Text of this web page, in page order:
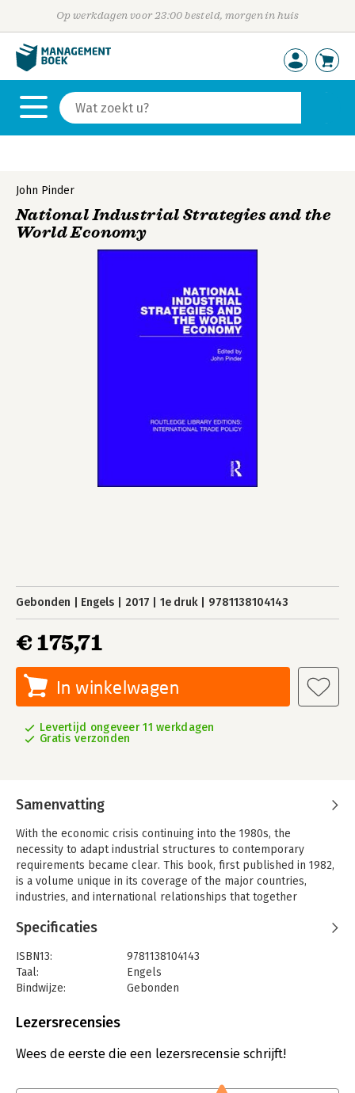
Op werkdagen voor 23:00 besteld, morgen in huis
John Pinder
National Industrial Strategies and the
World Economy
Gebonden Engels 2017 1e druk 9781138104143
€ 175,71
In winkelwagen
Levertijd ongeveer 11 werkdagen
Gratis verzonden
Samenvatting
With the economic crisis continuing into the 1980s, the
necessity to adapt industrial structures to contemporary
requirements became clear. This book, first published in 1982,
is a volume unique in its coverage of the major countries,
industries, and international relationships that together
industrial sector and country are provided, as well as
protectionism, foreign investment, primary production vs
processing and manufacture, energy requirements, market
imperfections, employment, and the growth of
Specificaties
ISBN13:
9781138104143
Taal:
Engels
Bindwijze:
Gebonden
Uitgever:
Serie:
Routledge Library Editions: International
Lezersrecensies
Wees de eerste die een lezersrecensie schrijft!